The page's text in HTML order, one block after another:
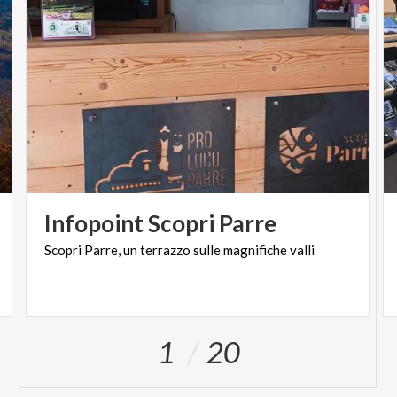
InfopointScopri Parre
Scopri Parre,unterrazzo sullemagnifichevalli
1 20